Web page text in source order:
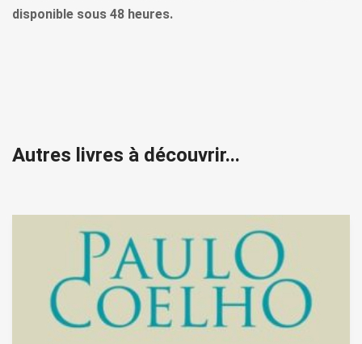
disponible sous 48 heures.
Autres livres à découvrir...